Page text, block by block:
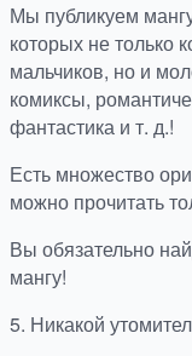
Мы публикуем
которых не только
мальчиков, но и
комиксы,
фантастика и т. д.!
Есть множество
можно прочитать
Вы обязательно
мангу!
5. Никакой